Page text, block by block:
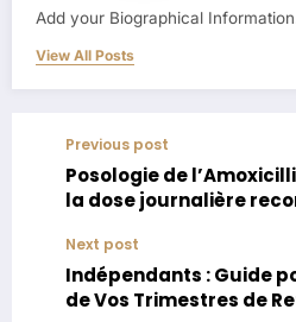
Add your Biographical
View All Posts
Previous post
Posologie de
la dose journalière
Next post
Indépendants : Guide
de Vos Trimestres de